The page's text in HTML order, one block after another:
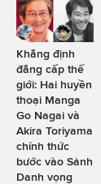
Khẳng định
đẳng cấp thế
giới: Hai huyền
thoại Manga
Go Nagai và
Akira Toriyama
chính thức
bước vào Sảnh
Danh vọng